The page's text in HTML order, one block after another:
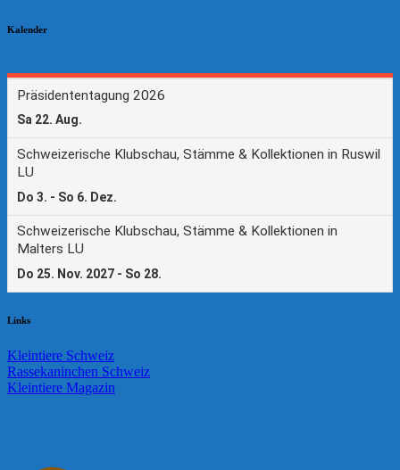
Kalender
Links
Kleintiere Schweiz
Rassekaninchen Schweiz
Kleintiere Magazin